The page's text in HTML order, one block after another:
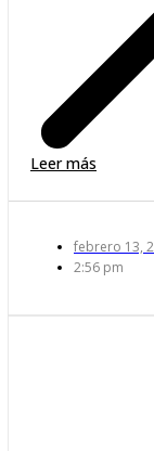
Leer más
febrero 13,
2:56 pm